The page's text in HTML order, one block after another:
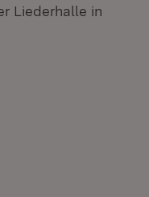
Liederhalle in